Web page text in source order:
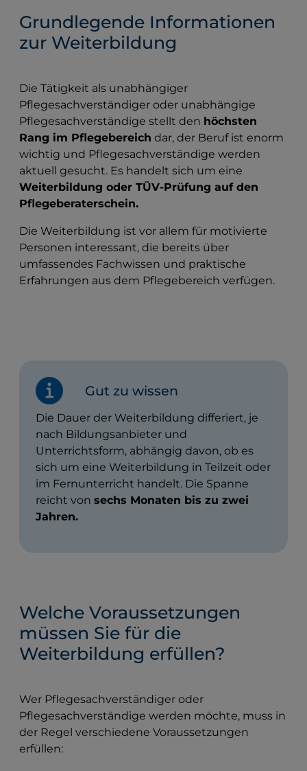
Grundlegende Informationen
zur Weiterbildung
Die Tätigkeit als unabhängiger
Pflegesachverständiger oder unabhängige
Pflegesachverständige stellt den höchsten
Rang im Pflegebereich dar, der Beruf ist enorm
wichtig und Pflegesachverständige werden
aktuell gesucht. Es handelt sich um eine
Weiterbildung oder TÜV-Prüfung auf den
Pflegeberaterschein.
Die Weiterbildung ist vor allem für motivierte
Personen interessant, die bereits über
umfassendes Fachwissen und praktische
Erfahrungen aus dem Pflegebereich verfügen.
Gut zu wissen
Die Dauer der Weiterbildung differiert, je
nach Bildungsanbieter und
Unterrichtsform, abhängig davon, ob es
sich um eine Weiterbildung in Teilzeit oder
im Fernunterricht handelt. Die Spanne
reicht von sechs Monaten bis zu zwei
Jahren.
Welche Voraussetzungen
müssen Sie für die
Weiterbildung erfüllen?
Wer Pflegesachverständiger oder
Pflegesachverständige werden möchte, muss in
der Regel verschiedene Voraussetzungen
erfüllen: